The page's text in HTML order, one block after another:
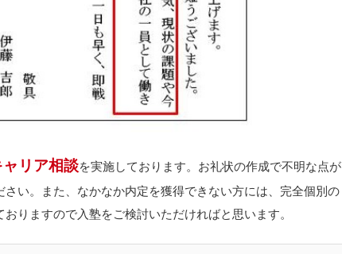
リア相談を実施しております。お礼状の作成で不明な点が
さい。また、なかなか内定を獲得できない方には、完全個別の
おりますので入塾をご検討いただければと思います。